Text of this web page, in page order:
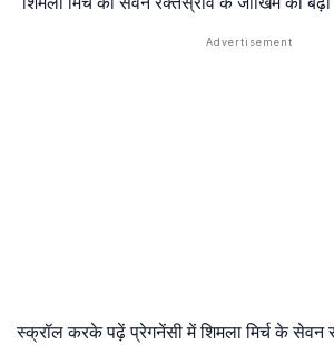
स्क्रॉल करके पढ़ें प्रेगनेंसी में शिमला मिर्च के सेवन